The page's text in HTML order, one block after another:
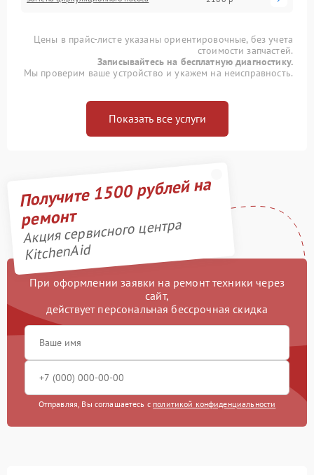
Цены в прайс-листе указаны ориентировочные, без учета
стоимости запчастей.
Записывайтесь на бесплатную диагностику.
Мы проверим ваше устройство и укажем на неисправность.
Показать все услуги
Получите 1500 рублей на
ремонт
Акция сервисного центра
KitchenAid
При оформлении заявки на ремонт техники через
сайт,
действует персональная бессрочная скидка
Отправляя, Вы соглашаетесь с политикой конфиденциальности